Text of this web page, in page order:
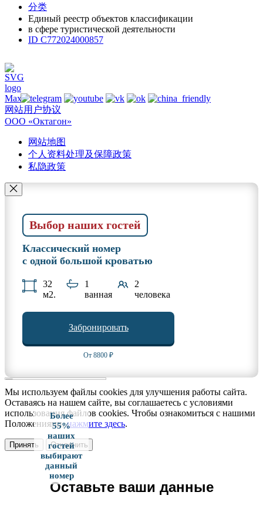
分类
Единый реестр объектов классификации
в сфере туристической деятельности
ID С772024000857
网站用户协议
ООО «Октагон»
网站地图
个人资料处理及保障政策
私隐政策
Выбор наших гостей
Классический номер
с одной большой кроватью
32
м2.
1
ванная
2
человека
Забронировать
От 8800 ₽
Более
55%
наших
гостей
выбирают
данный
номер
Мы используем файлы cookies для улучшения работы сайта.
Оставаясь на нашем сайте, вы соглашаетесь с условиями
использования файлов cookies. Чтобы ознакомиться с нашими
Положениями,нажмите здесь.
Принять Отклонить
Оставьте ваши данные